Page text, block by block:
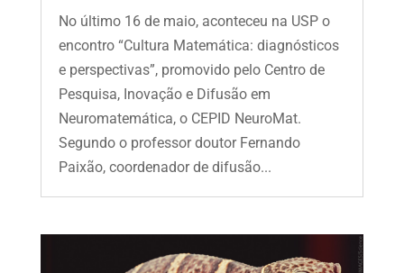
No último 16 de maio, aconteceu na USP o
encontro “Cultura Matemática: diagnósticos
e perspectivas”, promovido pelo Centro de
Pesquisa, Inovação e Difusão em
Neuromatemática, o CEPID NeuroMat.
Segundo o professor doutor Fernando
Paixão, coordenador de difusão...